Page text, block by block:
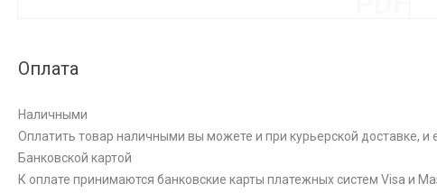
Оплата
Наличными
Оплатить товар наличными вы можете и при курьерской доставке,
Банковской картой
К оплате принимаются банковские карты платежных систем Visa и